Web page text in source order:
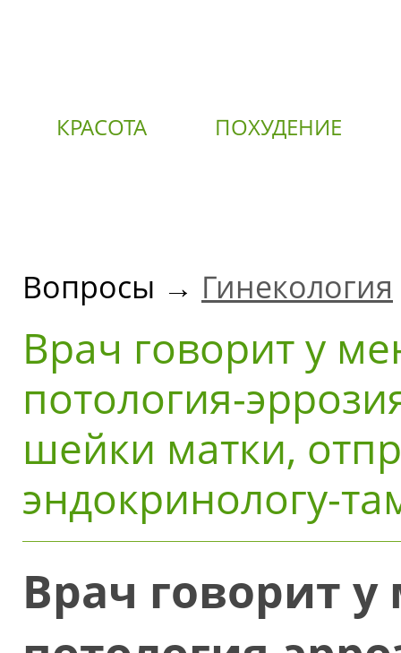
КРАСОТА ПОХУДЕНИЕ
Вопросы → Гинекология
Врач говорит у
потология-
шейки матки,
эндокринологу-
Врач говорит